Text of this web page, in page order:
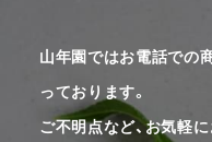
山年園ではお電話での
っております。
ご不明点など、お気軽